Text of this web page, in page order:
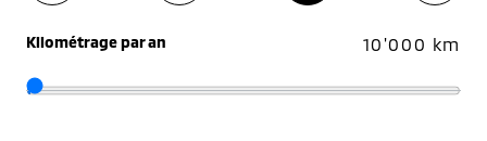
Kilométrage par an 10'000 km